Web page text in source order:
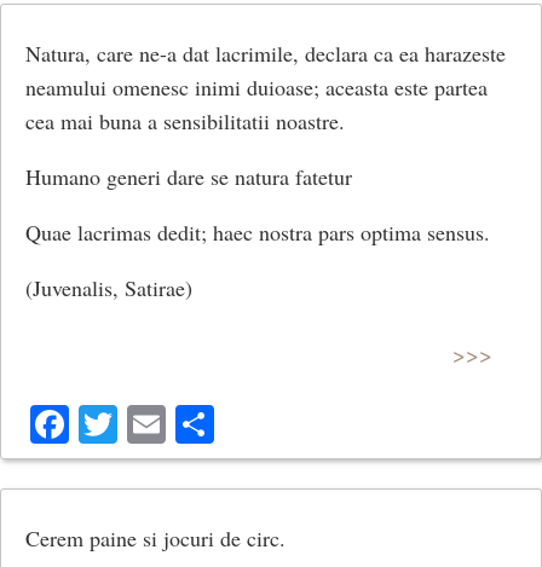
Natura, care ne-a dat lacrimile, declara ca ea harazeste
neamului omenesc inimi duioase; aceasta este partea
cea mai buna a sensibilitatii noastre.
Humano generi dare se natura fatetur
Quae lacrimas dedit; haec nostra pars optima sensus.
(Juvenalis, Satirae)
>>>
Facebook
Twitter
Email
Cerem paine si jocuri de circ.